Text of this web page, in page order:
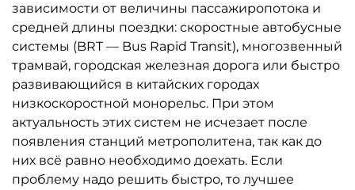
зависимости от величины пассажиропотока и
средней длины поездки: скоростные автобусные
системы (BRT — Bus Rapid Transit), многозвенный
трамвай, городская железная дорога или быстро
развивающийся в китайских городах
низкоскоростной монорельс. При этом
актуальность этих систем не исчезает после
появления станций метрополитена, так как до
них всё равно необходимо доехать. Если
проблему надо решить быстро, то лучшее